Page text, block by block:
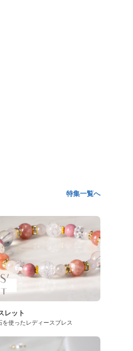
特集一覧へ
レット
を使ったレディースブレス